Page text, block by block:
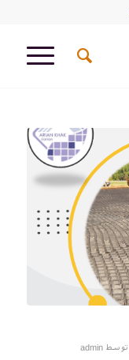
توسط admin